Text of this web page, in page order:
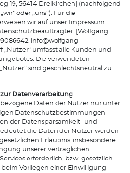
19, 56414 Dreikirchen] (nachfolgend
oder „uns“). Für die
wir auf unser Impressum.
[Wolfgang
info@wolfgang-
„Nutzer“ umfasst alle Kunden und
Die verwendeten
sind geschlechtsneutral zu
Datenverarbeitung
Daten der Nutzer nur unter
Datenschutzbestimmungen
der Datensparsamkeit- und
die Daten der Nutzer werden
Erlaubnis, insbesondere
unserer vertraglichen
erforderlich, bzw. gesetzlich
Vorliegen einer Einwilligung